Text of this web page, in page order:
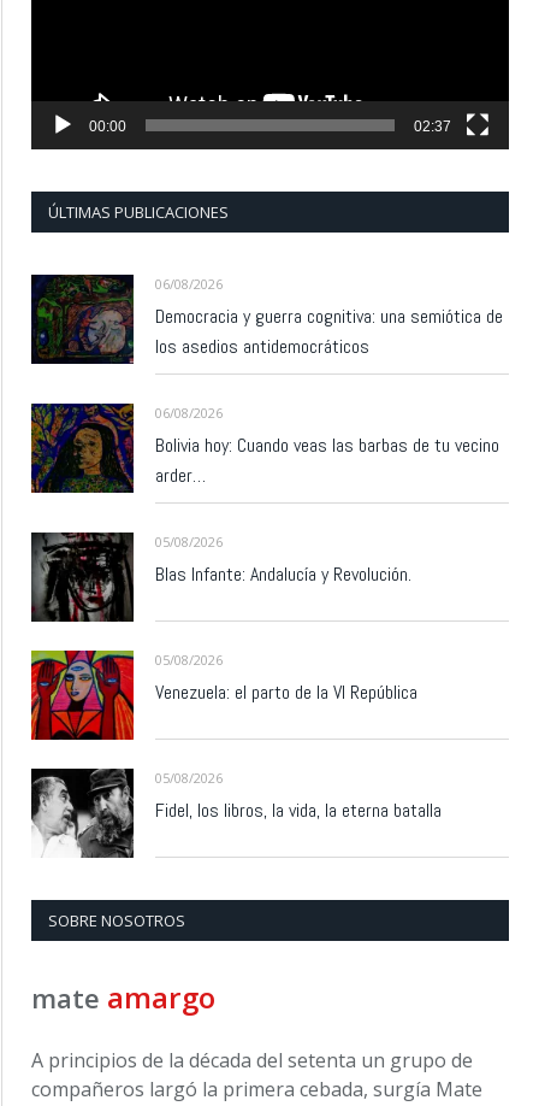
00:00 02:37
ÚLTIMAS PUBLICACIONES
06/08/2026
Democracia y guerra cognitiva: una semiótica de
los asedios antidemocráticos
06/08/2026
Bolivia hoy: Cuando veas las barbas de tu vecino
arder…
05/08/2026
Blas Infante: Andalucía y Revolución.
05/08/2026
Venezuela: el parto de la VI República
05/08/2026
Fidel, los libros, la vida, la eterna batalla
SOBRE NOSOTROS
mate amargo
A principios de la década del setenta un grupo de
compañeros largó la primera cebada, surgía Mate